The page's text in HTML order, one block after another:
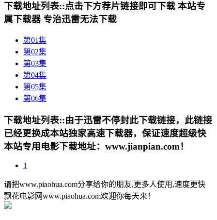
下载地址列表::点击下方荐片链接即可下载 本站专
属下载器 专治迅雷无法下载
第01集
第02集
第03集
第04集
第05集
第06集
下载地址列表::由于迅雷不停封此下载链接，此链接
已经更换成本站独家高速下载器，保证速度超级快
本站专用电影下载地址：www.jianpian.com！
1
请把www.piaohua.com分享给你的朋友,更多人使用,速度更快
飘花电影网www.piaohua.com欢迎你每天来！